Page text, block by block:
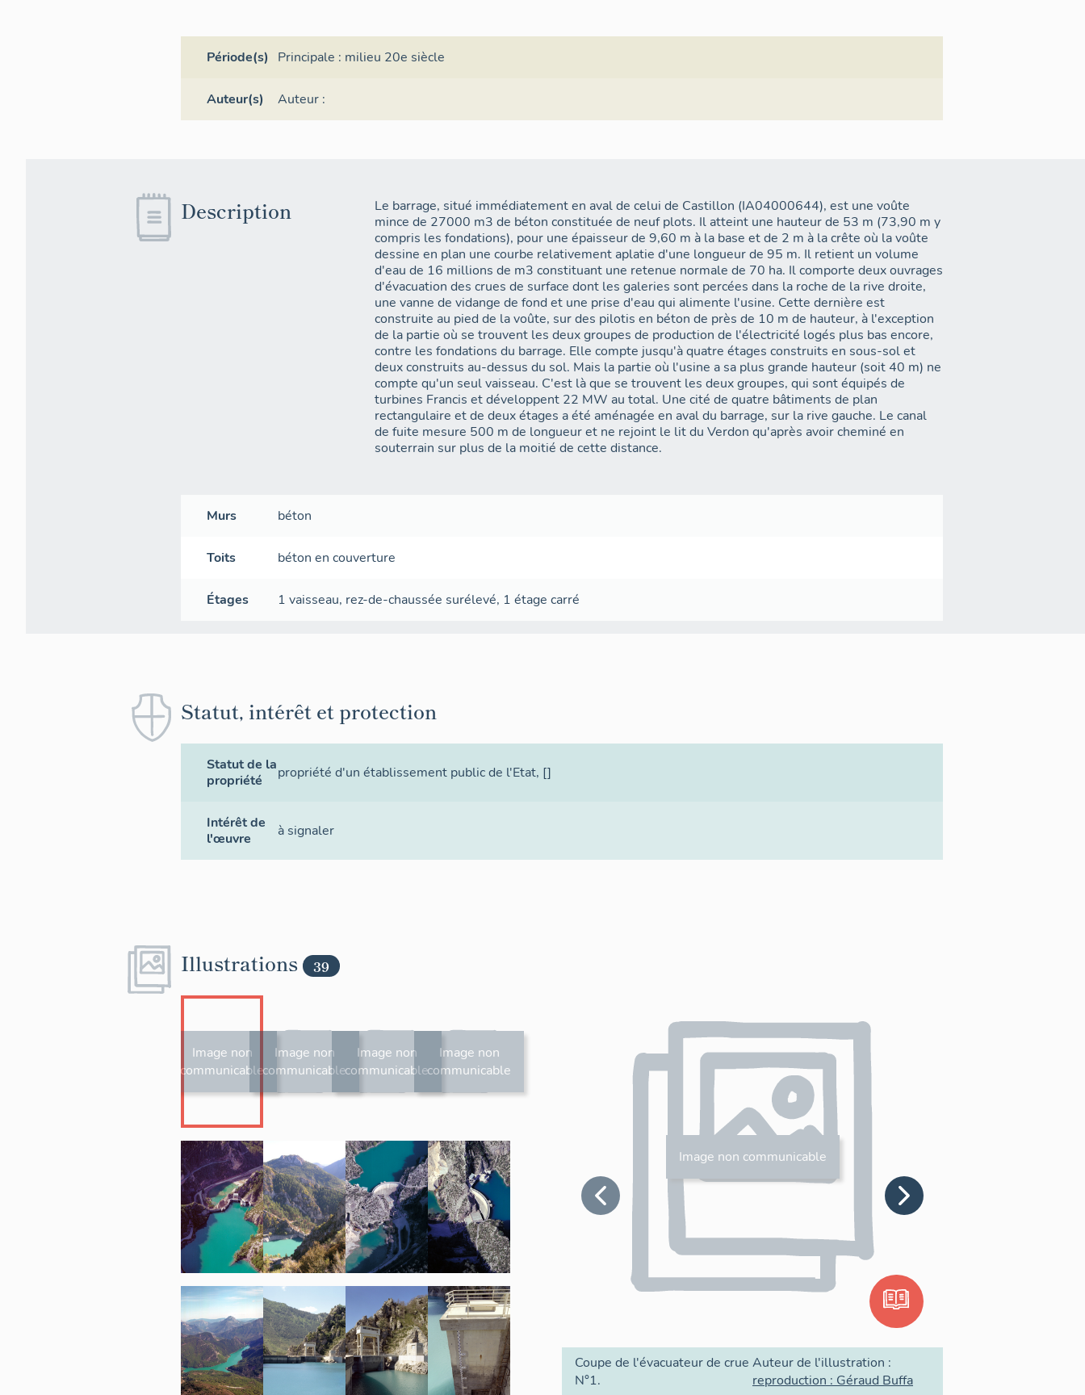
Période(s) Principale : milieu 20e siècle
Auteur(s) Auteur :
Description
Le barrage, situé immédiatement en aval de celui de Castillon (IA04000644), est une voûte
mince de 27000 m3 de béton constituée de neuf plots. Il atteint une hauteur de 53 m (73,90 m y
compris les fondations), pour une épaisseur de 9,60 m à la base et de 2 m à la crête où la voûte
dessine en plan une courbe relativement aplatie d'une longueur de 95 m. Il retient un volume
d'eau de 16 millions de m3 constituant une retenue normale de 70 ha. Il comporte deux ouvrages
d'évacuation des crues de surface dont les galeries sont percées dans la roche de la rive droite,
une vanne de vidange de fond et une prise d'eau qui alimente l'usine. Cette dernière est
construite au pied de la voûte, sur des pilotis en béton de près de 10 m de hauteur, à l'exception
de la partie où se trouvent les deux groupes de production de l'électricité logés plus bas encore,
contre les fondations du barrage. Elle compte jusqu'à quatre étages construits en sous-sol et
deux construits au-dessus du sol. Mais la partie où l'usine a sa plus grande hauteur (soit 40 m) ne
compte qu'un seul vaisseau. C'est là que se trouvent les deux groupes, qui sont équipés de
turbines Francis et développent 22 MW au total. Une cité de quatre bâtiments de plan
rectangulaire et de deux étages a été aménagée en aval du barrage, sur la rive gauche. Le canal
de fuite mesure 500 m de longueur et ne rejoint le lit du Verdon qu'après avoir cheminé en
souterrain sur plus de la moitié de cette distance.
Murs béton
Toits béton en couverture
Étages 1 vaisseau, rez-de-chaussée surélevé, 1 étage carré
Statut, intérêt et protection
Statut de la
propriété
propriété d'un établissement public de l'Etat, []
Intérêt de
l'œuvre
à signaler
Illustrations 39
Image non
communicable
Image non
communicable
Image non
communicable
Image non
communicable
Image non communicable
Coupe de l'évacuateur de crue
N°1.
Auteur de l'illustration :
reproduction : Géraud Buffa